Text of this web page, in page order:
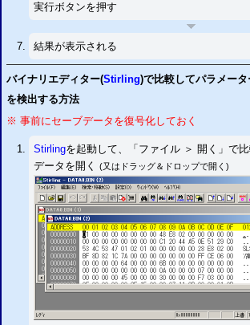
実行ボタンを押す
結果が表示される
バイナリエディター(Stirling)で比較してパラメー
を検出する方法
※ 事前にセーブデータを復号化しておく
Stirlingを起動して、「ファイル ＞ 開く」で
データを開く
(又はドラッグ＆ドロップで開く)